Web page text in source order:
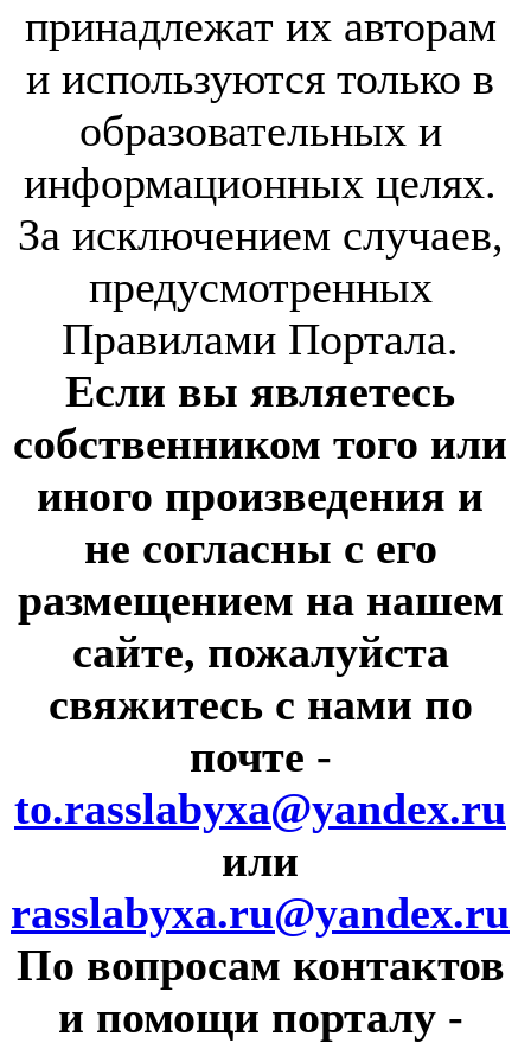
принадлежат их авторам
и используются только в
образовательных и
информационных целях.
За исключением случаев,
предусмотренных
Правилами Портала.
Если вы являетесь
собственником того или
иного произведения и
не согласны с его
размещением на нашем
сайте, пожалуйста
свяжитесь с нами по
почте -
to.rasslabyxa@yandex.ru
или
rasslabyxa.ru@yandex.ru
По вопросам контактов
и помощи порталу -